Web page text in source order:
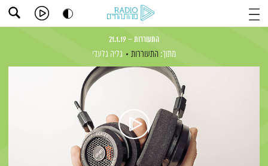
התעוררות – 21.1.19
מתוך: התעוררות גליה גלעדי